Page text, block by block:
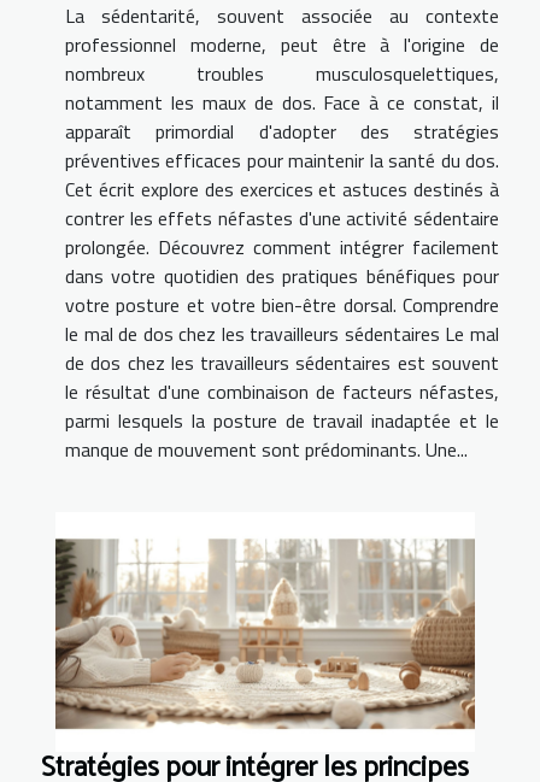
La sédentarité, souvent associée au contexte
professionnel moderne, peut être à l'origine de
nombreux troubles musculosquelettiques,
notamment les maux de dos. Face à ce constat, il
apparaît primordial d'adopter des stratégies
préventives efficaces pour maintenir la santé du dos.
Cet écrit explore des exercices et astuces destinés à
contrer les effets néfastes d'une activité sédentaire
prolongée. Découvrez comment intégrer facilement
dans votre quotidien des pratiques bénéfiques pour
votre posture et votre bien-être dorsal. Comprendre
le mal de dos chez les travailleurs sédentaires Le mal
de dos chez les travailleurs sédentaires est souvent
le résultat d'une combinaison de facteurs néfastes,
parmi lesquels la posture de travail inadaptée et le
manque de mouvement sont prédominants. Une...
Stratégies pour intégrer les principes